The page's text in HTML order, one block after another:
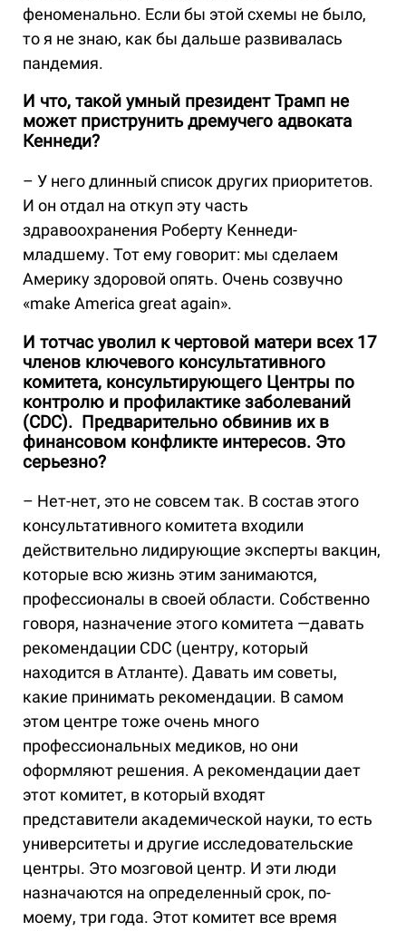
феноменально. Если бы этой схемы не было,
то я не знаю, как бы дальше развивалась
пандемия.
И что, такой умный президент Трамп не
может приструнить дремучего адвоката
Кеннеди?
– У него длинный список других приоритетов.
И он отдал на откуп эту часть
здравоохранения Роберту Кеннеди-
младшему. Тот ему говорит: мы сделаем
Америку здоровой опять. Очень созвучно
«make America great again».
И тотчас уволил к чертовой матери всех 17
членов ключевого консультативного
комитета, консультирующего Центры по
контролю и профилактике заболеваний
(СDC). Предварительно обвинив их в
финансовом конфликте интересов. Это
серьезно?
– Нет-нет, это не совсем так. В состав этого
консультативного комитета входили
действительно лидирующие эксперты вакцин,
которые всю жизнь этим занимаются,
профессионалы в своей области. Собственно
говоря, назначение этого комитета —давать
рекомендации CDC (центру, который
находится в Атланте). Давать им советы,
какие принимать рекомендации. В самом
этом центре тоже очень много
профессиональных медиков, но они
оформляют решения. А рекомендации дает
этот комитет, в который входят
представители академической науки, то есть
университеты и другие исследовательские
центры. Это мозговой центр. И эти люди
назначаются на определенный срок, по-
моему, три года. Этот комитет все время